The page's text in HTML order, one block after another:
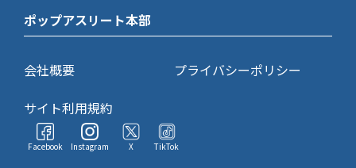
ポップアスリート本部
会社概要
プライバシーポリシー
サイト利用規約
Facebook Instagram X TikTok